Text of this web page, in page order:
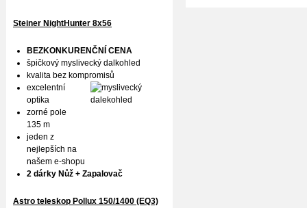
Steiner NightHunter 8x56
BEZKONKURENČNÍ CENA
špičkový myslivecký dalkohled
kvalita bez kompromisů
excelentní
optika
zorné pole
135 m
jeden z
nejlepších na
našem e-shopu
2 dárky Nůž + Zapalovač
Astro teleskop Pollux 150/1400 (EQ3)